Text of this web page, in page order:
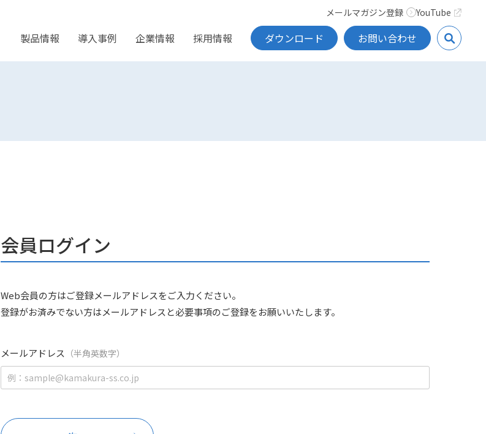
製品情報 導入事例 企業情報 採用情報 ダウンロード お問い合わせ
メールマガジン登録 YouTube
会員ログイン
Web会員の方はご登録メールアドレスをご入力ください。
登録がお済みでない方はメールアドレスと必要事項のご登録をお願いいたします。
メールアドレス （半角英数字）